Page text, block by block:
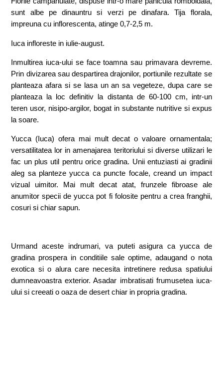
sunt albe pe dinauntru si verzi pe dinafara. Tija florala,
impreuna cu inflorescenta, atinge 0,7-2,5 m.
Iuca infloreste in iulie-august.
Inmultirea iuca-ului se face toamna sau primavara devreme.
Prin divizarea sau despartirea drajonilor, portiunile rezultate se
planteaza afara si se lasa un an sa vegeteze, dupa care se
planteaza la loc definitiv la distanta de 60-100 cm, intr-un
teren usor, nisipo-argilor, bogat in substante nutritive si expus
la soare.
Yucca (Iuca) ofera mai mult decat o valoare ornamentala;
versatilitatea lor in amenajarea teritoriului si diverse utilizari le
fac un plus util pentru orice gradina. Unii entuziasti ai gradinii
aleg sa planteze yucca ca puncte focale, creand un impact
vizual uimitor. Mai mult decat atat, frunzele fibroase ale
anumitor specii de yucca pot fi folosite pentru a crea franghii,
cosuri si chiar sapun.
Urmand aceste indrumari, va puteti asigura ca yucca de
gradina prospera in conditiile sale optime, adaugand o nota
exotica si o alura care necesita intretinere redusa spatiului
dumneavoastra exterior. Asadar imbratisati frumusetea iuca-
ului si creeati o oaza de desert chiar in propria gradina.